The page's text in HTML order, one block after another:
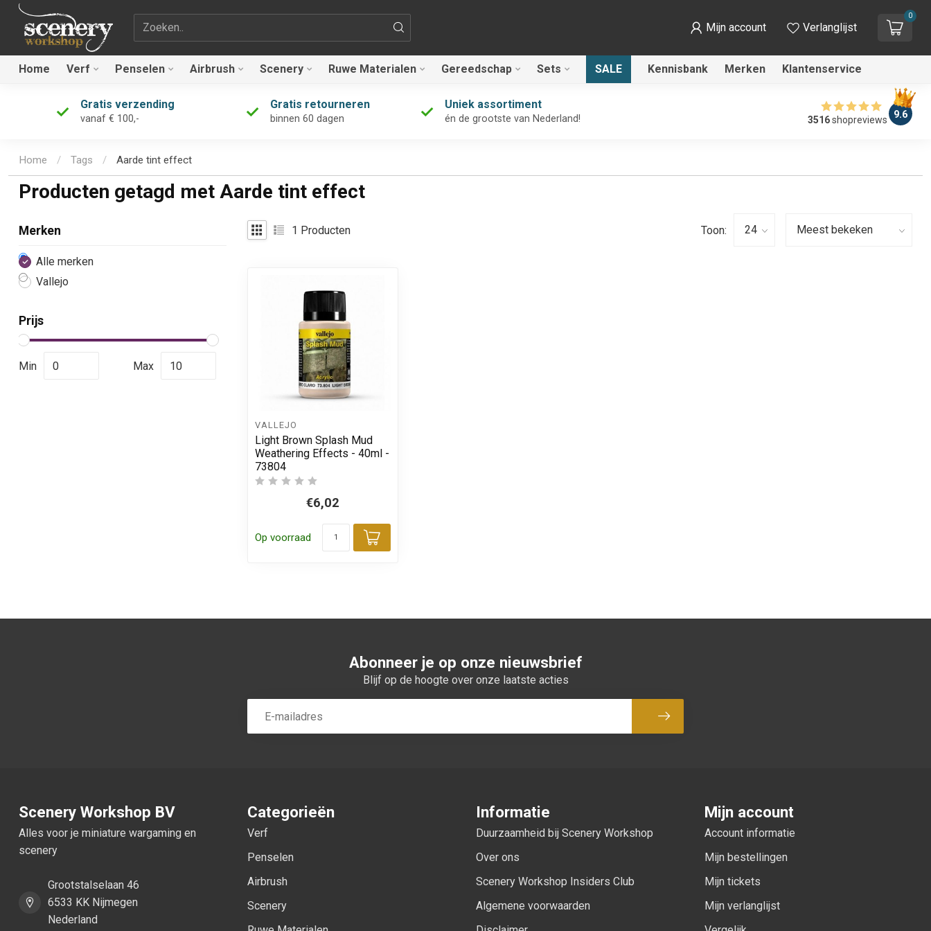
Zoekterm Mijn account Verlanglijst
0
Home Verf Penselen Airbrush Scenery Ruwe Materialen Gereedschap Sets SALE Kennisbank Merken Klantenservice
Gratis verzending
vanaf € 100,-
Gratis retourneren
binnen 60 dagen
Uniek assortiment
én de grootste van Nederland! 3516shopreviews 9.6
Home / Tags / Aarde tint effect
Producten getagd met Aarde tint effect
Merken
Alle merken
Vallejo
Prijs
Min Max
1 Producten Toon:
VALLEJO
Light Brown Splash Mud
Weathering Effects - 40ml -
73804
€6,02
Op voorraad
Toevoegen aan winkelwagen
Abonneer je op onze nieuwsbrief
Blijf op de hoogte over onze laatste acties
Abonneer
Scenery Workshop BV
Alles voor je miniature wargaming en
scenery
Grootstalselaan 46
6533 KK Nijmegen
Nederland
Categorieën
Verf
Penselen
Airbrush
Scenery
Informatie
Duurzaamheid bij Scenery Workshop
Over ons
Scenery Workshop Insiders Club
Algemene voorwaarden
Mijn account
Account informatie
Mijn bestellingen
Mijn tickets
Mijn verlanglijst